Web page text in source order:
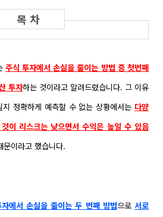
주식 투자에서 손실을 줄이는 방법 중 첫번째
투자하는 것이라고 알려드렸습니다. 그 이유
정확하게 예측할 수 없는 상황에서는 다양
이 리스크는 낮으면서 수익은 높일 수 있음
문이라고 했습니다.
에서 손실을 줄이는 두 번째 방법으로서로